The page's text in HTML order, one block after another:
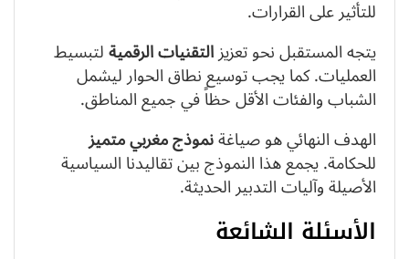
للتأثير على القرارات.
يتجه المستقبل نحو تعزيزالتقنيات الرقميةلتبسيط
العمليات. كما يجب توسيع نطاق الحوار ليشمل
الشباب والفئات الأقل حظاً في جميع المناطق.
الهدف النهائي هو صياغةنموذج مغربي متميز
للحكامة. يجمع هذا النموذج بين تقاليدنا السياسية
الأصيلة وآليات التدبير الحديثة.
الأسئلة الشائعة